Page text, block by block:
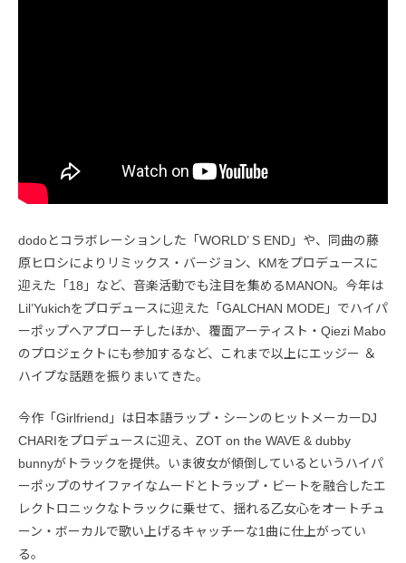
dodoとコラボレーションした「WORLD’ S END」や、同曲の藤
原ヒロシによりリミックス・バージョン、KMをプロデュースに
迎えた「18」など、音楽活動でも注目を集めるMANON。今年は
Lil’Yukichをプロデュースに迎えた「GALCHAN MODE」でハイパ
ーポップへアプローチしたほか、覆面アーティスト・Qiezi Mabo
のプロジェクトにも参加するなど、これまで以上にエッジー ＆
ハイプな話題を振りまいてきた。
今作「Girlfriend」は日本語ラップ・シーンのヒットメーカーDJ
CHARIをプロデュースに迎え、ZOT on the WAVE & dubby
bunnyがトラックを提供。いま彼女が傾倒しているというハイパ
ーポップのサイファイなムードとトラップ・ビートを融合したエ
レクトロニックなトラックに乗せて、揺れる乙女心をオートチュ
ーン・ボーカルで歌い上げるキャッチーな1曲に仕上がってい
る。